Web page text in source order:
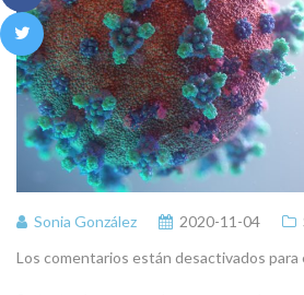
Sonia González 2020-11-04
Los comentarios están desactivados para